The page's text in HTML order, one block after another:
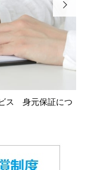
ス 身元保証につ
